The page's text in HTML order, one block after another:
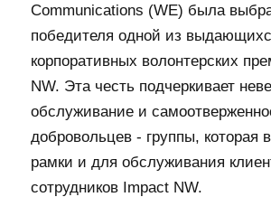
Communications (WE) была
победителя одной из
корпоративных волонтерских
NW. Эта честь подчеркивает
обслуживание и
добровольцев - группы, которая
рамки и для обслуживания
сотрудников Impact NW.